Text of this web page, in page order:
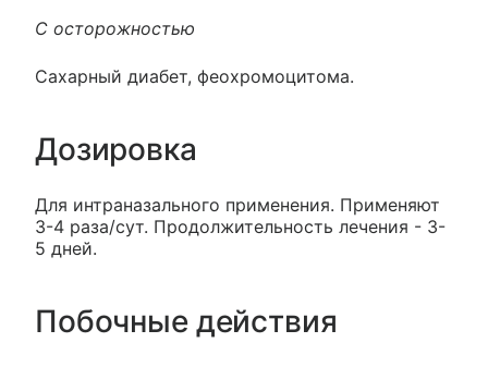
С осторожностью
Сахарный диабет, феохромоцитома.
Дозировка
Для интраназального применения. Применяют
3-4 раза/сут. Продолжительность лечения - 3-
5 дней.
Побочные действия